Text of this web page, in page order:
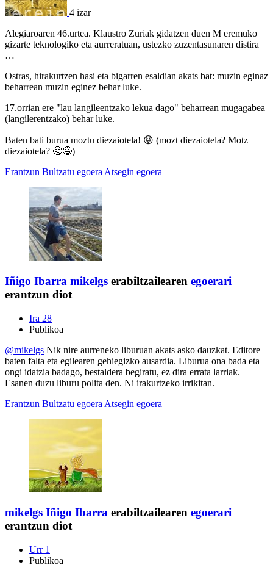
4 izar
Alegiaroaren 46.urtea. Klaustro Zuriak gidatzen duen M eremuko
gizarte teknologiko eta aurreratuan, ustezko zuzentasunaren distira
…
Ostras, hirakurtzen hasi eta bigarren esaldian akats bat: muzin eginaz
beharrean muzin eginez behar luke.
17.orrian ere "lau langileentzako lekua dago" beharrean mugagabea
(langilerentzako) behar luke.
Baten bati burua moztu diezaiotela! 😝 (mozt diezaiotela? Motz
diezaiotela? 🤔😅)
Erantzun Bultzatu egoera Atsegin egoera
Iñigo Ibarra mikelgs erabiltzailearen egoerari
erantzun diot
Ira 28
Publikoa
@mikelgs Nik nire aurreneko liburuan akats asko dauzkat. Editore
baten falta eta egilearen gehiegizko ausardia. Liburua ona bada eta
ongi idatzia badago, bestaldera begiratu, ez dira errata larriak.
Esanen duzu liburu polita den. Ni irakurtzeko irrikitan.
Erantzun Bultzatu egoera Atsegin egoera
mikelgs Iñigo Ibarra erabiltzailearen egoerari
erantzun diot
Urr 1
Publikoa